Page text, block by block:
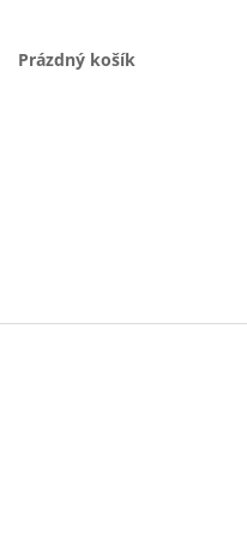
NÁKUPNÍ
KOŠÍK
Prázdný košík